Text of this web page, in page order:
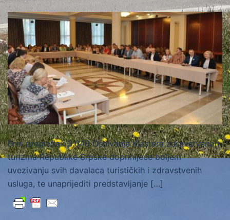
Broj pregleda : 3.048 Osnivanje Klastera zdravstvenog
turizma Republike Srpske doprinijeće boljem
uvezivanju svih davalaca turističkih i zdravstvenih
usluga, te unaprijediti predstavljanje […]